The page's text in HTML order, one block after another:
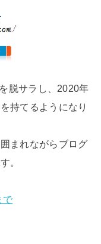
脱サラし、2020年
持てるようになり
まれながらブログ
。
で